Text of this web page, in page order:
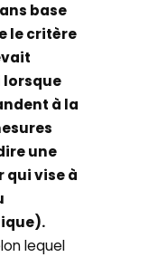
base
le critère
lorsque
à la
une
qui vise à
lequel